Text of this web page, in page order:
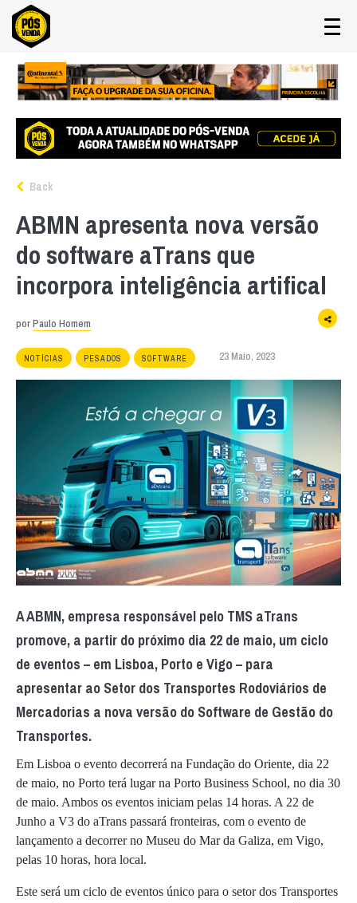
Back
ABMN apresenta nova versão
do software aTrans que
incorpora inteligência artifical
porPaulo Homem
NOTÍCIAS PESADOS SOFTWARE 23 Maio, 2023
A ABMN, empresa responsável pelo TMS aTrans
promove, a partir do próximo dia 22 de maio, um ciclo
de eventos – em Lisboa, Porto e Vigo – para
apresentar ao Setor dos Transportes Rodoviários de
Mercadorias a nova versão do Software de Gestão do
Transportes.
Em Lisboa o evento decorrerá na Fundação do Oriente, dia 22
de maio, no Porto terá lugar na Porto Business School, no dia 30
de maio. Ambos os eventos iniciam pelas 14 horas. A 22 de
Junho a V3 do aTrans passará fronteiras, com o evento de
lançamento a decorrer no Museu do Mar da Galiza, em Vigo,
pelas 10 horas, hora local.
Este será um ciclo de eventos único para o setor dos Transportes